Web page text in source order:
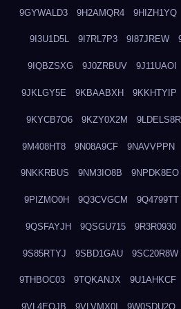
9GYWALD3 9H2AMQR4 9HIZH1YQ
9I3U1D5L 9I7RL7P3 9I87JREW
9IQBZSXG 9J0ZRBUV 9J11UAOI
9JKLGY5E 9KBAABXH 9KKHTYIP
9KYCB7O6 9KZY0X2M 9LDELS8R
9M408HT8 9N08A9CF 9NAVVPPN
9NKKRBUS 9NM3IO8B 9NPDK8EO
9PIZMO0H 9Q3CVGCM 9Q4799TT
9QSFAYJH 9QSGU715 9R3R0930
9S85RTYJ 9SBD1GAU 9SC20R8W
9THBOC03 9TQKANJX 9U1AHKCF
9VL4EOJB 9VLVMX0I 9W0SDU2O